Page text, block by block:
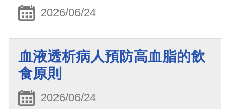
2026/06/24
血液透析病人預防高血脂的飲
食原則
2026/06/24